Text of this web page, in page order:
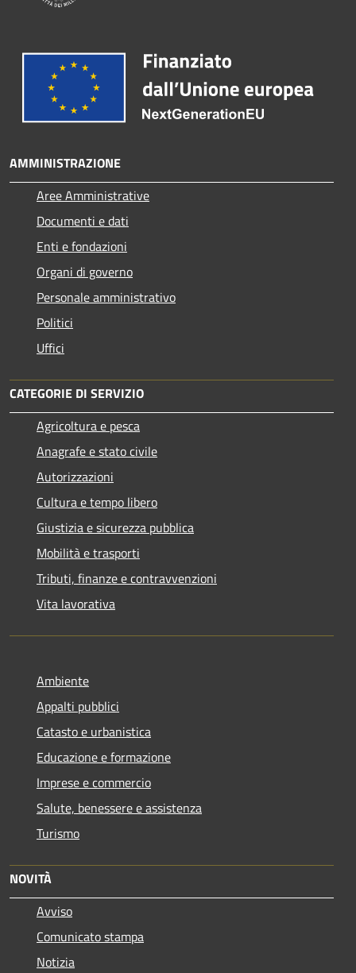
AMMINISTRAZIONE
Aree Amministrative
Documenti e dati
Enti e fondazioni
Organi di governo
Personale amministrativo
Politici
Uffici
CATEGORIE DI SERVIZIO
Agricoltura e pesca
Anagrafe e stato civile
Autorizzazioni
Cultura e tempo libero
Giustizia e sicurezza pubblica
Mobilità e trasporti
Tributi, finanze e contravvenzioni
Vita lavorativa
Ambiente
Appalti pubblici
Catasto e urbanistica
Educazione e formazione
Imprese e commercio
Salute, benessere e assistenza
Turismo
NOVITÀ
Avviso
Comunicato stampa
Notizia